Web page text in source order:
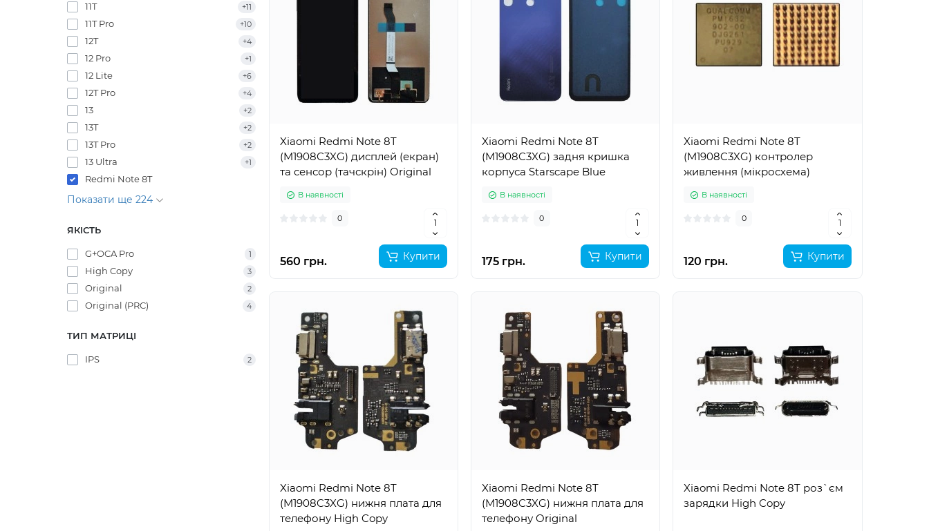
11T +11
11T Pro +10
12T +4
12 Pro +1
12 Lite +6
12T Pro +4
13 +2
13T +2
13T Pro +2
13 Ultra +1
Redmi Note 8T
Показати ще 224
ЯКІСТЬ
G+OCA Pro 1
High Copy 3
Original 2
Original (PRC) 4
ТИП МАТРИЦІ
IPS 2
Xiaomi Redmi Note 8T
(M1908C3XG) дисплей (екран)
та сенсор (тачскрін) Original
В наявності
0
560 грн. Купити
Xiaomi Redmi Note 8T
(M1908C3XG) задня кришка
корпуса Starscape Blue
В наявності
0
175 грн. Купити
Xiaomi Redmi Note 8T
(M1908C3XG) контролер
живлення (мікросхема)
В наявності
0
120 грн. Купити
Xiaomi Redmi Note 8T
(M1908C3XG) нижня плата для
телефону High Copy
Xiaomi Redmi Note 8T
(M1908C3XG) нижня плата для
телефону Original
Xiaomi Redmi Note 8T роз`єм
зарядки High Copy